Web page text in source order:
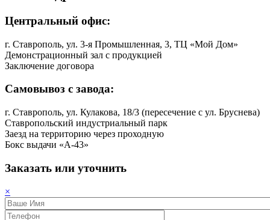
Центральный офис:
г. Ставрополь, ул. 3-я Промышленная, 3, ТЦ «Мой Дом»
Демонстрационный зал с продукцией
Заключение договора
Самовывоз с завода:
г. Ставрополь, ул. Кулакова, 18/3 (пересечение с ул. Бруснева)
Ставропольский индустриальный парк
Заезд на территорию через проходную
Бокс выдачи «A-43»
Заказать или уточнить
×